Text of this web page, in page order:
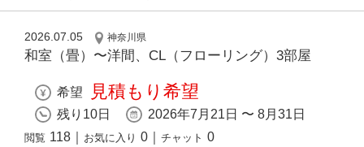
2026.07.05 神奈川県
和室（畳）〜洋間、CL（フローリング）3部屋
希望 見積もり希望
残り10日 2026年7月21日 〜 8月31日
閲覧 118 お気に入り 0 チャット 0